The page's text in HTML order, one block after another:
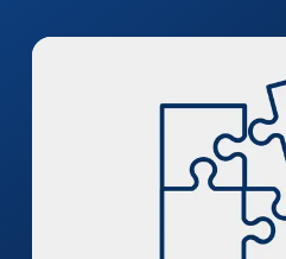
KI-Agenten